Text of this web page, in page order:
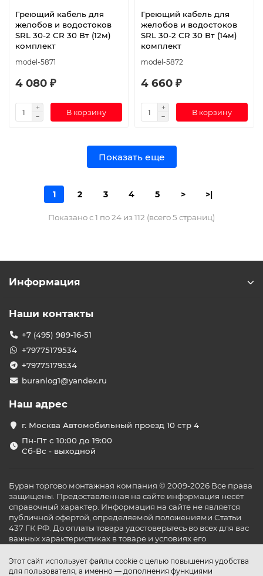
Греющий кабель для
желобов и водостоков
SRL 30-2 CR 30 Вт (12м)
комплект
model-5871
4 080 ₽
В корзину
Греющий кабель для
желобов и водостоков
SRL 30-2 CR 30 Вт (14м)
комплект
model-5872
4 660 ₽
В корзину
Показать еще
1 2 3 4 5 > >|
Показано с 1 по 24 из 112 (всего 5 страниц)
Этот сайт использует файлы cookie с целью повышения удобства
для пользователя, а именно — дополнения функциями
Информация
Наши контакты
+7 (495) 989-16-51
+79775179534
+79775179534
buranlog1@yandex.ru
Наш адрес
г. Москва Автомобильный проезд 10 стр 4
Пн-Пт с 10:00 до 19:00
Сб-Вс - выходной
Буран торгово монтажная компания © 2009-2026 Все права
защищены. Предоставленная на сайте информация несёт
справочный характер. Информация на сайте не является
публичной офертой, определяемой положениями Статьи
437 ГК РФ. До оплаты товара удостоверьтесь во всех для вас
важных характеристиках в товаре и условиях его